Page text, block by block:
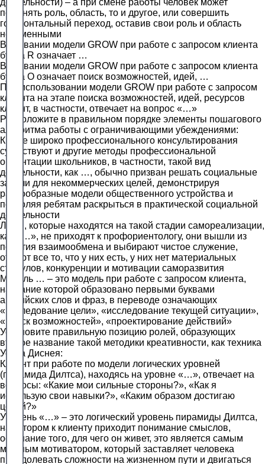
поменять роль, область, то и другое, или совершить
горизонтальный переход, оставив свои роль и область
неизменными
В названии модели GROW при работе с запросом клиента
буква R означает …
В названии модели GROW при работе с запросом клиента
буква O означает поиск возможностей, идей, …
При использовании модели GROW при работе с запросом
клиента на этапе поиска возможностей, идей, ресурсов
клиент, в частности, отвечает на вопрос «…»
Расположите в правильном порядке элементы пошагового
алгоритма работы с ограничивающими убеждениями:
Кроме широко профессионального консультирования
существуют и другие методы профессиональной
ориентации школьников, в частности, такой вид
деятельности, как …, обычно призван решать социальные
задачи для некоммерческих целей, демонстрируя
разнообразные модели общественного устройства и
позволяя ребятам раскрыться в практической социальной
деятельности
Люди, которые находятся на такой стадии самореализации,
как «…», не приходят к профориентологу, они вышли из
понятия взаимообмена и выбирают чистое служение,
отдают все то, что у них есть, у них нет материальных
стимулов, конкуренции и мотивации саморазвития
Модель … – это модель при работе с запросом клиента,
название которой образовано первыми буквами
английских слов и фраз, в переводе означающих
«исследование цели», «исследование текущей ситуации»,
«поиск возможностей», «проектирование действий»
Установите правильную позицию ролей, образующих
второе название такой методики креативности, как техника
Уолта Диснея:
Клиент при работе по модели логических уровней
(пирамида Дилтса), находясь на уровне «…», отвечает на
вопросы: «Какие мои сильные стороны?», «Как я
использую свои навыки?», «Каким образом достигаю
целей?»
Уровень «…» – это логический уровень пирамиды Дилтса,
на котором к клиенту приходит понимание смыслов,
осознание того, для чего он живет, это является самым
мощным мотиватором, который заставляет человека
преодолевать сложности на жизненном пути и двигаться